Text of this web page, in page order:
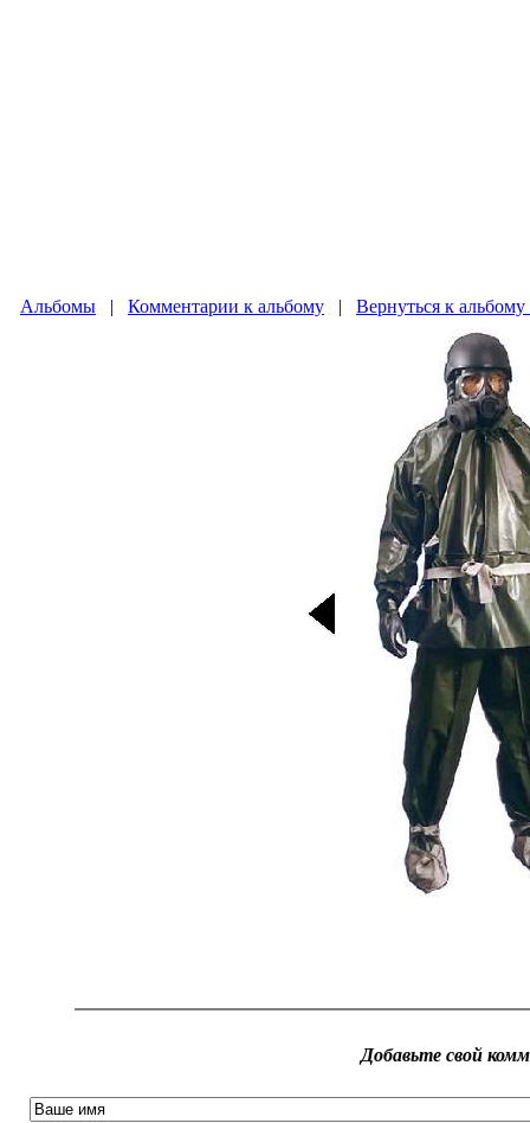
Альбомы | Комментарии к альбому | Вернуться к
Добавьте свой